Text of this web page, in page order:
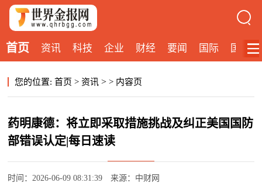
首页 资讯 科技 企业 财经 要闻 国际 国内
您的位置: 首页 > 资讯 > > 内容页
药明康德：将立即采取措施挑战及纠正美国国防
部错误认定|每日速读
时间：2026-06-09 08:31:39 来源：中财网